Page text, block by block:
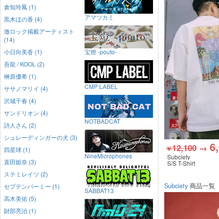
￥12,100 →
Subciety
S/S T-Shirt
Subciety 商品一覧
倉知玲鳳 (1)
黒木ほの香 (4)
激ロック掲載アーティスト
(14)
小日向美香 (1)
吾龍 / KOOL (2)
榊原優希 (1)
ササノマリイ (4)
沢城千春 (4)
サンドリオン (4)
詩人さん (2)
シュレーディンガーの犬 (3)
四星球 (1)
直田姫奈 (3)
ステミレイツ (2)
セプテンバーミー (1)
高木美佑 (5)
財部亮治 (1)
アマツカミ
宝燈 -pouto-
CMP LABEL
NOTBADCAT
NineMicrophones
SABBAT13